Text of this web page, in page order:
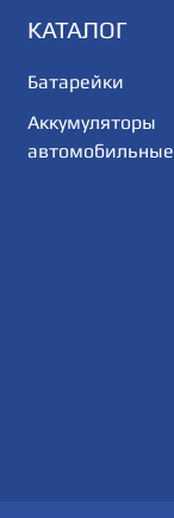
КАТАЛОГ
Батарейки
Аккумуляторы
автомобильные